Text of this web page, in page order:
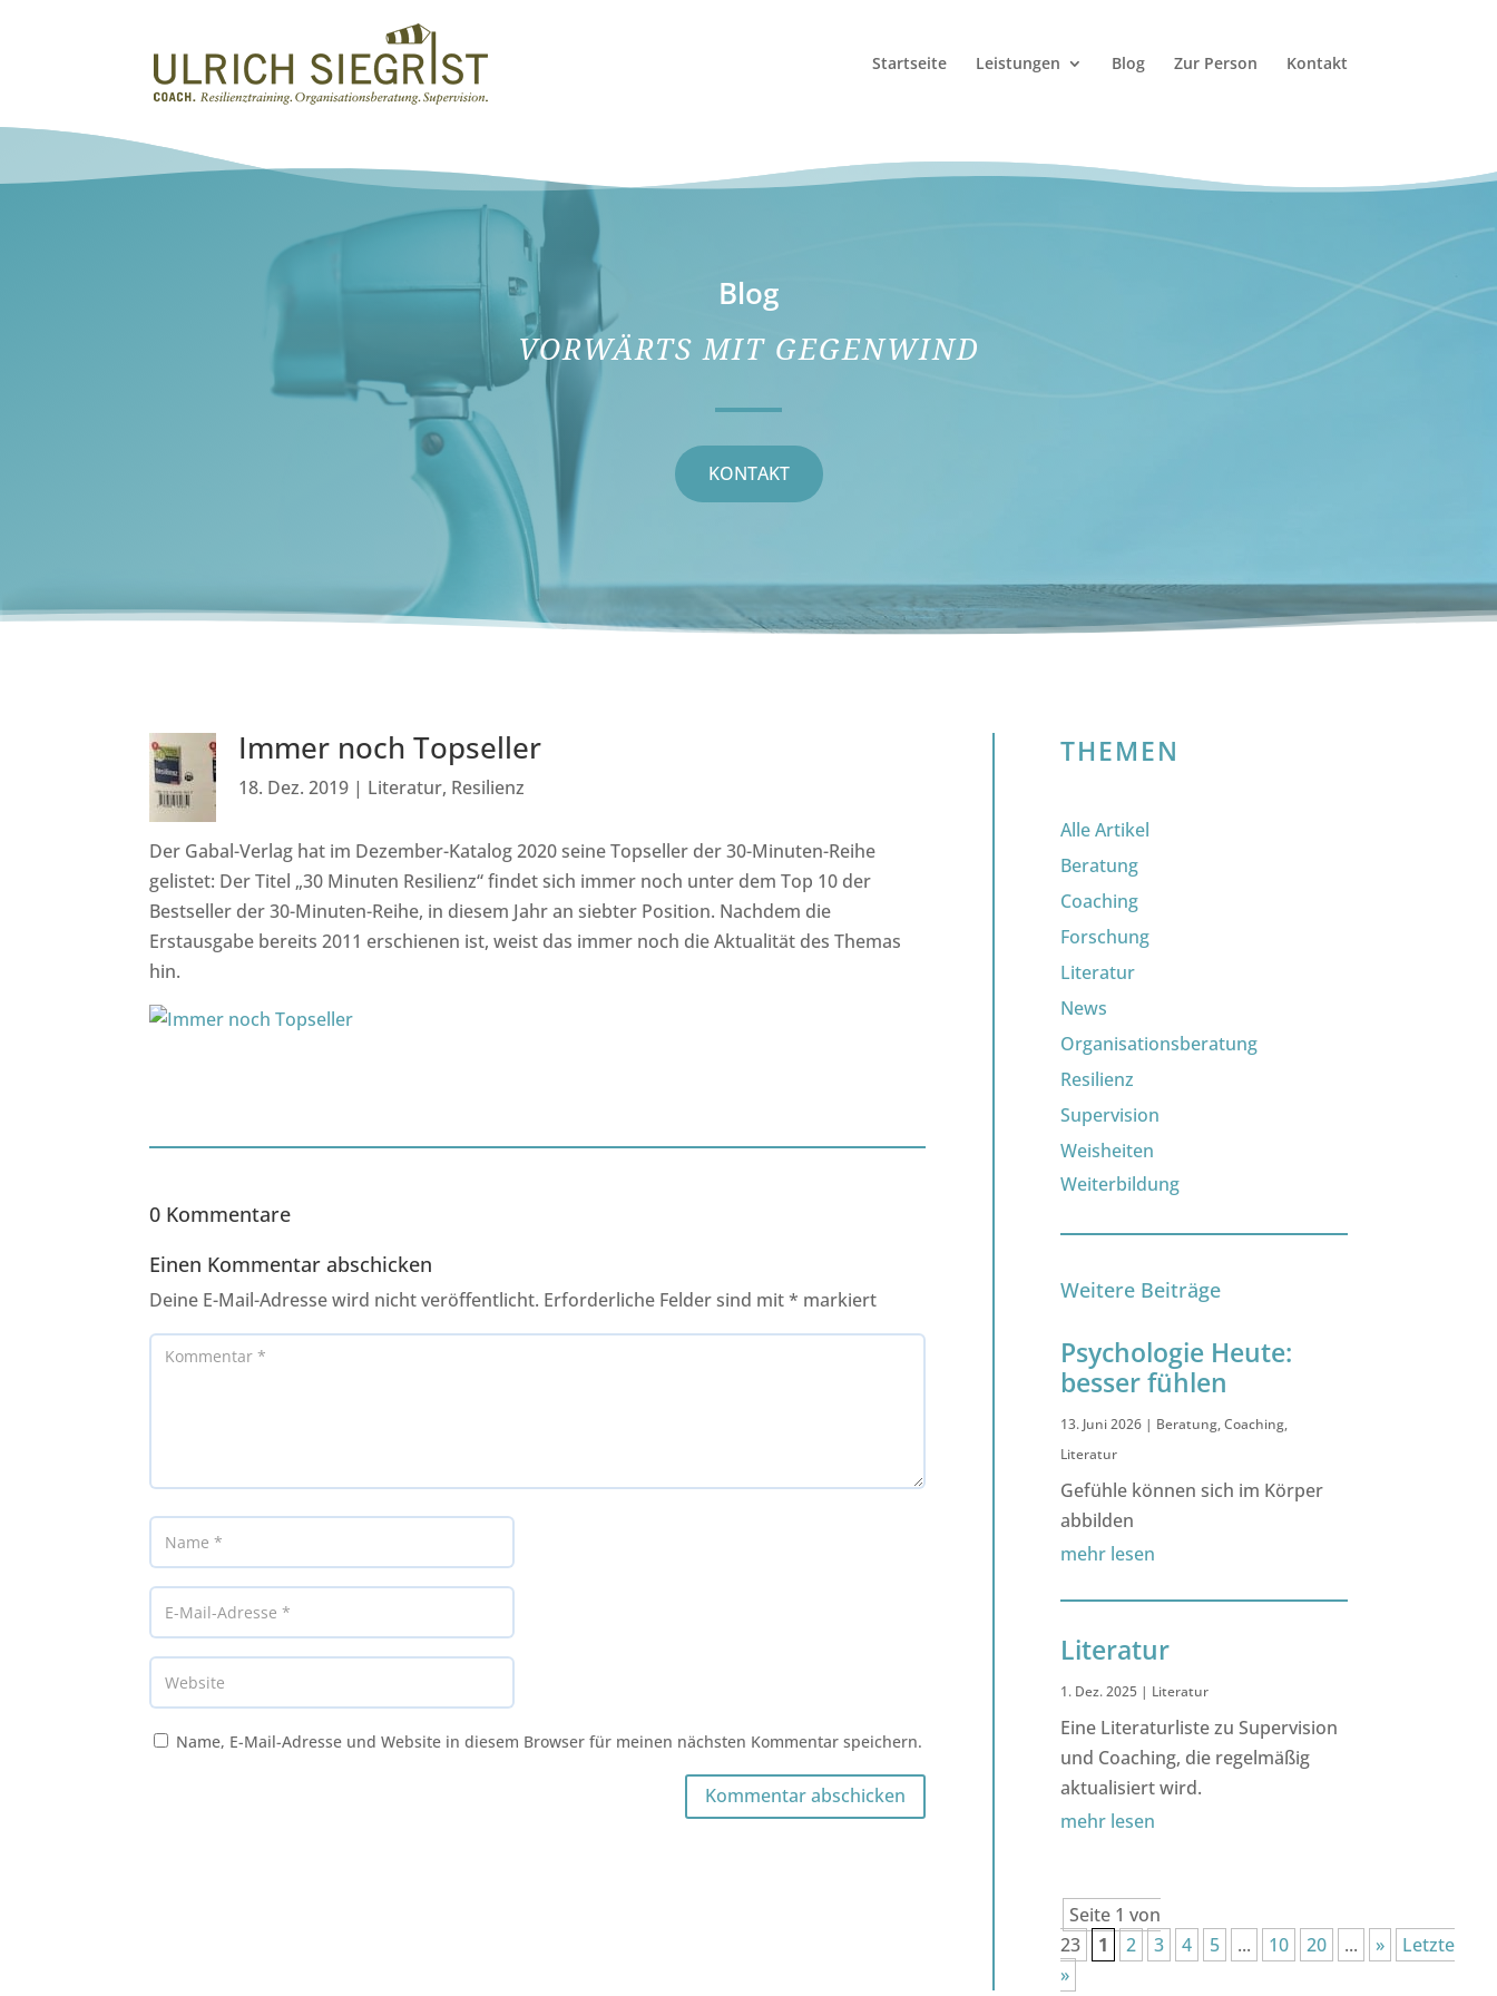
Startseite Leistungen Blog Zur Person Kontakt
Blog
VORWÄRTS MIT GEGENWIND
KONTAKT
Immer noch Topseller
18. Dez. 2019 | Literatur, Resilienz
Der Gabal-Verlag hat im Dezember-Katalog 2020 seine Topseller der 30-Minuten-Reihe
gelistet: Der Titel „30 Minuten Resilienz“ findet sich immer noch unter dem Top 10 der
Bestseller der 30-Minuten-Reihe, in diesem Jahr an siebter Position. Nachdem die
Erstausgabe bereits 2011 erschienen ist, weist das immer noch die Aktualität des Themas
hin.
0 Kommentare
Einen Kommentar abschicken
Deine E-Mail-Adresse wird nicht veröffentlicht. Erforderliche Felder sind mit* markiert
Name, E-Mail-Adresse und Website in diesem Browser für meinen nächsten Kommentar speichern.
Kommentar abschicken
THEMEN
Alle Artikel
Beratung
Coaching
Forschung
Literatur
News
Organisationsberatung
Resilienz
Supervision
Weisheiten
Weiterbildung
Weitere Beiträge
Psychologie Heute:
besser fühlen
13. Juni 2026| Beratung,Coaching,
Literatur
Gefühle können sich im Körper
abbilden
mehr lesen
Literatur
1. Dez. 2025| Literatur
Eine Literaturliste zu Supervision
und Coaching, die regelmäßig
aktualisiert wird.
mehr lesen
Seite 1 von
23
1 2 3 4 5 ... 10 20 ... »
Letzte
»